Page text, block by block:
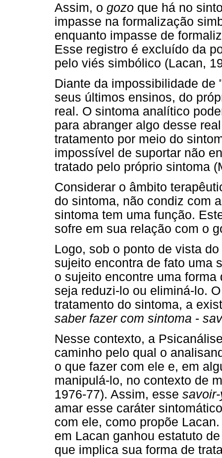
Assim, o gozo que há no
impasse na formalização
enquanto impasse de
Esse registro é excluído da
pelo viés simbólico (Lacan,
Diante da impossibilidade
seus últimos ensinos, do
real. O sintoma analítico
para abranger algo desse
tratamento por meio do
impossível de suportar não
tratado pelo próprio sintoma
Considerar o âmbito
do sintoma, não condiz com
sintoma tem uma função.
sofre em sua relação com o
Logo, sob o ponto de vista
sujeito encontra de fato uma
o sujeito encontre uma
seja reduzi-lo ou eliminá-lo.
tratamento do sintoma, a
saber fazer com sintoma -
Nesse contexto, a
caminho pelo qual o
o que fazer com ele e, em
manipulá-lo, no contexto de
1976-77). Assim, esse savoi
amar esse caráter
com ele, como propõe
em Lacan ganhou estatuto
que implica sua forma de